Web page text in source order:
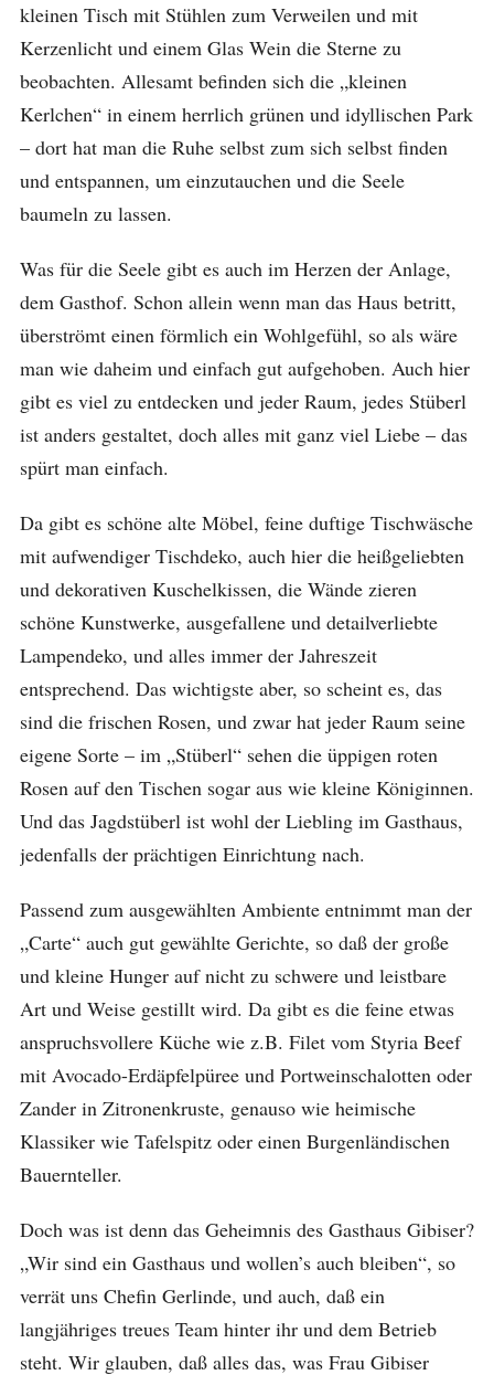
kleinen Tisch mit Stühlen zum Verweilen und mit
Kerzenlicht und einem Glas Wein die Sterne zu
beobachten. Allesamt befinden sich die „kleinen
Kerlchen“ in einem herrlich grünen und idyllischen Park
– dort hat man die Ruhe selbst zum sich selbst finden
und entspannen, um einzutauchen und die Seele
baumeln zu lassen.
Was für die Seele gibt es auch im Herzen der Anlage,
dem Gasthof. Schon allein wenn man das Haus betritt,
überströmt einen förmlich ein Wohlgefühl, so als wäre
man wie daheim und einfach gut aufgehoben. Auch hier
gibt es viel zu entdecken und jeder Raum, jedes Stüberl
ist anders gestaltet, doch alles mit ganz viel Liebe – das
spürt man einfach.
Da gibt es schöne alte Möbel, feine duftige Tischwäsche
mit aufwendiger Tischdeko, auch hier die heißgeliebten
und dekorativen Kuschelkissen, die Wände zieren
schöne Kunstwerke, ausgefallene und detailverliebte
Lampendeko, und alles immer der Jahreszeit
entsprechend. Das wichtigste aber, so scheint es, das
sind die frischen Rosen, und zwar hat jeder Raum seine
eigene Sorte – im „Stüberl“ sehen die üppigen roten
Rosen auf den Tischen sogar aus wie kleine Königinnen.
Und das Jagdstüberl ist wohl der Liebling im Gasthaus,
jedenfalls der prächtigen Einrichtung nach.
Passend zum ausgewählten Ambiente entnimmt man der
„Carte“ auch gut gewählte Gerichte, so daß der große
und kleine Hunger auf nicht zu schwere und leistbare
Art und Weise gestillt wird. Da gibt es die feine etwas
anspruchsvollere Küche wie z.B. Filet vom Styria Beef
mit Avocado-Erdäpfelpüree und Portweinschalotten oder
Zander in Zitronenkruste, genauso wie heimische
Klassiker wie Tafelspitz oder einen Burgenländischen
Bauernteller.
Doch was ist denn das Geheimnis des Gasthaus Gibiser?
„Wir sind ein Gasthaus und wollen’s auch bleiben“, so
verrät uns Chefin Gerlinde, und auch, daß ein
langjähriges treues Team hinter ihr und dem Betrieb
steht. Wir glauben, daß alles das, was Frau Gibiser